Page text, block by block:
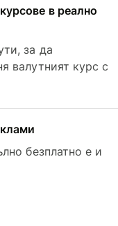
в реално
за да
валутният курс с
безплатно е и